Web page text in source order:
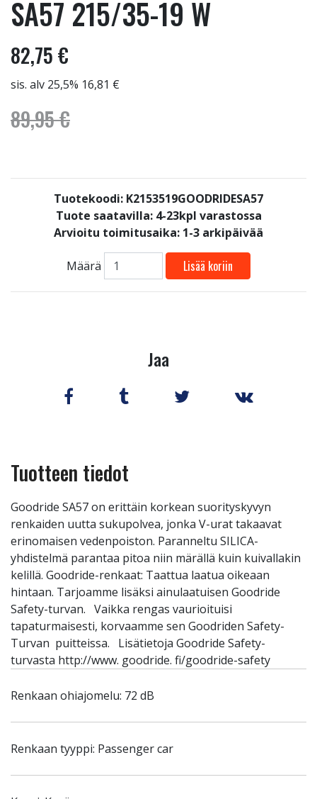
SA57 215/35-19 W
82,75 €
sis. alv 25,5% 16,81 €
89,95 €
Tuotekoodi: K2153519GOODRIDESA57
Tuote saatavilla: 4-23kpl varastossa
Arvioitu toimitusaika: 1-3 arkipäivää
Määrä Lisää koriin
Jaa
Tuotteen tiedot
Goodride SA57 on erittäin korkean suorityskyvyn
renkaiden uutta sukupolvea, jonka V-urat takaavat
erinomaisen vedenpoiston. Paranneltu SILICA-
yhdistelmä parantaa pitoa niin märällä kuin kuivallakin
kelillä. Goodride-renkaat: Taattua laatua oikeaan
hintaan. Tarjoamme lisäksi ainulaatuisen Goodride
Safety-turvan. Vaikka rengas vaurioituisi
tapaturmaisesti, korvaamme sen Goodriden Safety-
Turvan puitteissa. Lisätietoja Goodride Safety-
turvasta http://www. goodride. fi/goodride-safety
Renkaan ohiajomelu: 72 dB
Renkaan tyyppi: Passenger car